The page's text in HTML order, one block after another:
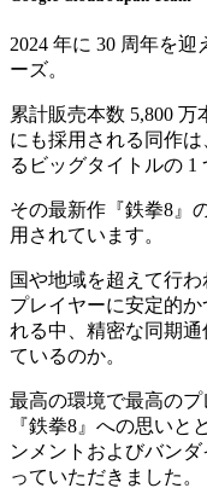
2024 年に 30 周年を
ーズ。
累計販売本数 5,800
にも採用される同作
るビッグタイトルの 1
その最新作『鉄拳8』
用されています。
国や地域を超えて行
プレイヤーに安定的
れる中、精密な同期通
ているのか。
最高の環境で最高の
『鉄拳8』への思いと
ンメントおよびバン
っていただきました。